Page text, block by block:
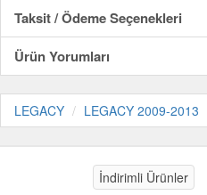
Taksit / Ödeme Seçenekleri
Ürün Yorumları
LEGACY LEGACY 2009-2013
İndirimli Ürünler